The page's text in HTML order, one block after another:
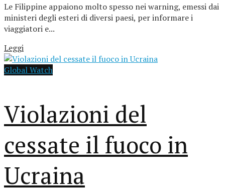
Le Filippine appaiono molto spesso nei warning, emessi dai
ministeri degli esteri di diversi paesi, per informare i
viaggiatori e...
Leggi
Global Watch
Violazioni del
cessate il fuoco in
Ucraina